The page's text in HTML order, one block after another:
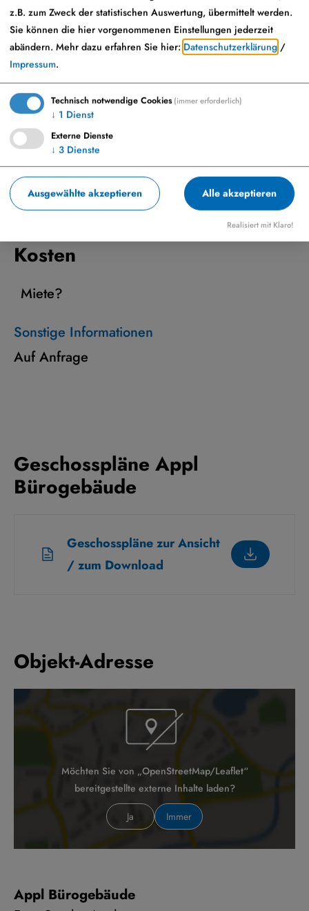
Basisinfos (Fläche)
Fläche
pro Büro: von 11 m² bis zu 279 m²
Kosten
Miete?
Sonstige Informationen
Auf Anfrage
Geschosspläne Appl
Bürogebäude
Geschosspläne zur Ansicht
/ zum Download
Objekt-Adresse
Möchten Sie von „OpenStreetMap/Leaflet“
bereitgestellte externe Inhalte laden?
Ja Immer
Appl Bürogebäude
z.B. zum Zweck der statistischen Auswertung, übermittelt werden.
Sie können die hier vorgenommenen Einstellungen jederzeit
abändern. Mehr dazu erfahren Sie hier: Datenschutzerklärung /
Impressum.
Technisch notwendige Cookies(immer erforderlich)
↓ 1 Dienst
Externe Dienste
↓ 3 Dienste
Ausgewählte akzeptieren Alle akzeptieren
Realisiert mit Klaro!